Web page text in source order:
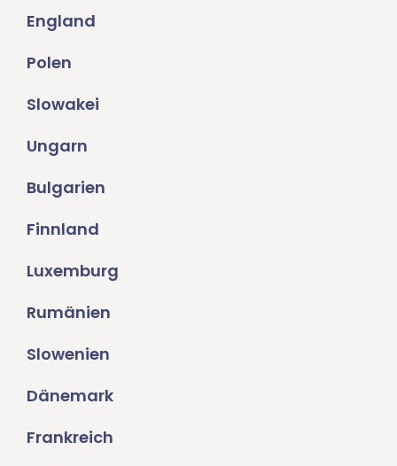
England
Polen
Slowakei
Ungarn
Bulgarien
Finnland
Luxemburg
Rumänien
Slowenien
Dänemark
Frankreich